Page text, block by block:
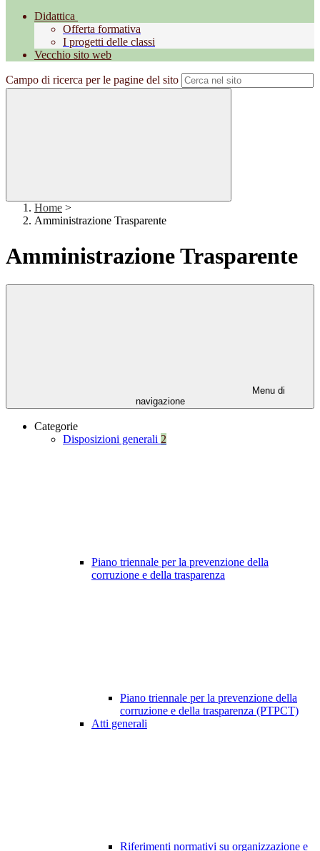
Didattica
Offerta formativa
I progetti delle classi
Vecchio sito web
Campo di ricerca per le pagine del sito
Home >
Amministrazione Trasparente
Amministrazione Trasparente
Menu di
navigazione
Categorie
Disposizioni generali 2
Piano triennale per la prevenzione della
corruzione e della trasparenza
Piano triennale per la prevenzione della
corruzione e della trasparenza (PTPCT)
Atti generali
Riferimenti normativi su organizzazione e